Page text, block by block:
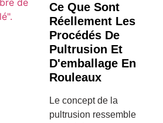
Ce Que Sont
Réellement Les
Procédés De
Pultrusion Et
D'emballage En
Rouleaux
Le concept de la
pultrusion ressemble